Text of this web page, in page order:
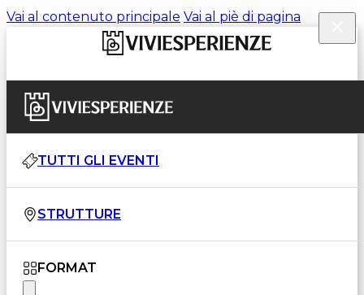
Vai al contenuto principale Vai al piè di pagina
TUTTI GLI EVENTI
STRUTTURE
FORMAT